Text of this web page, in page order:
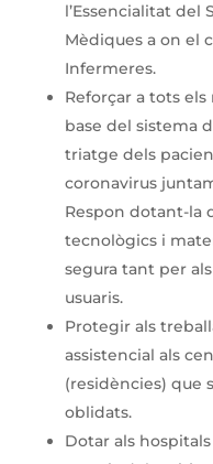
l’Essencialitat del
Mèdiques a on el
Infermeres.
Reforçar a tots els
base del sistema
triatge dels
coronavirus
Respon dotant-la
tecnològics i
segura tant per
usuaris.
Protegir als
assistencial als
(residències) que
oblidats.
Dotar als